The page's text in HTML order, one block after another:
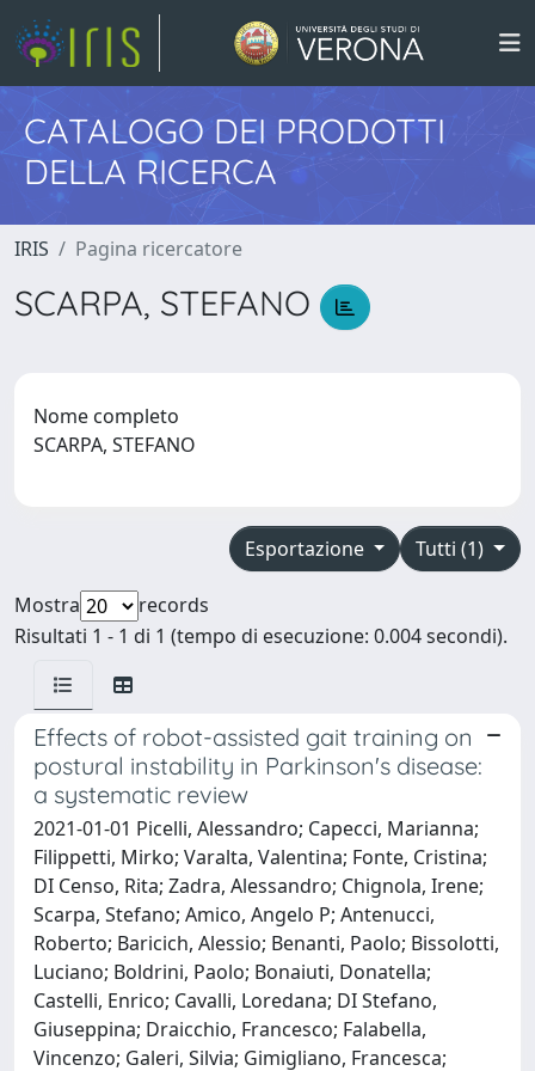
CATALOGO DEI PRODOTTI
DELLA RICERCA
IRIS Pagina ricercatore
SCARPA, STEFANO
Nome completo
SCARPA, STEFANO
Tutti (1)
Esportazione
Mostra
records
Risultati 1 - 1 di 1 (tempo di esecuzione: 0.004 secondi).
Effects of robot-assisted gait training on
postural instability in Parkinson's disease:
a systematic review
2021-01-01 Picelli, Alessandro; Capecci, Marianna;
Filippetti, Mirko; Varalta, Valentina; Fonte, Cristina;
DI Censo, Rita; Zadra, Alessandro; Chignola, Irene;
Scarpa, Stefano; Amico, Angelo P; Antenucci,
Roberto; Baricich, Alessio; Benanti, Paolo; Bissolotti,
Luciano; Boldrini, Paolo; Bonaiuti, Donatella;
Castelli, Enrico; Cavalli, Loredana; DI Stefano,
Giuseppina; Draicchio, Francesco; Falabella,
Vincenzo; Galeri, Silvia; Gimigliano, Francesca;